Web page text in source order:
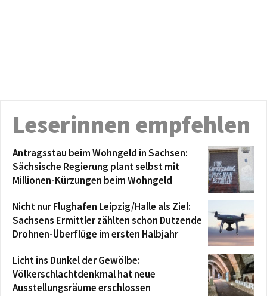
Leserinnen empfehlen
Antragsstau beim Wohngeld in Sachsen:
Sächsische Regierung plant selbst mit
Millionen-Kürzungen beim Wohngeld
Nicht nur Flughafen Leipzig/Halle als Ziel:
Sachsens Ermittler zählten schon Dutzende
Drohnen-Überflüge im ersten Halbjahr
Licht ins Dunkel der Gewölbe:
Völkerschlachtdenkmal hat neue
Ausstellungsräume erschlossen